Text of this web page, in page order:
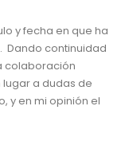
y fecha en que ha
Dando continuidad
colaboración
a dudas de
y en mi opinión el